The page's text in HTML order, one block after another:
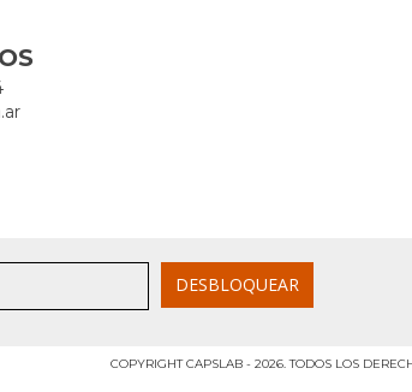
COPYRIGHT CAPSLAB - 2026. TODOS LOS